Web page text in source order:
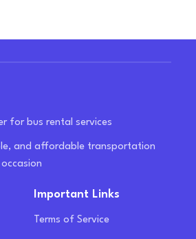
for bus rental services
and affordable transportation
Important Links
Terms of Service